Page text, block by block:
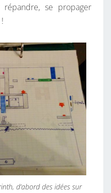
se propager
d’abord des idées sur